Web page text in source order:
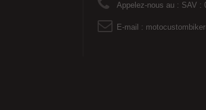
Appelez-nous au : SAV :
E-mail :